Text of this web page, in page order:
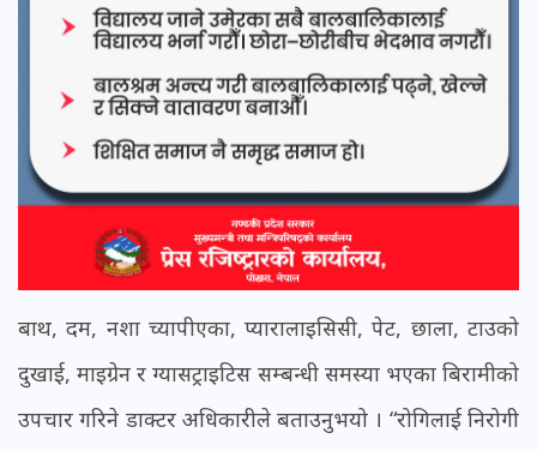
बाथ, दम, नशा च्यापीएका, प्यारालाइसिसी, पेट, छाला, टाउको
दुखाई, माइग्रेन र ग्यासट्राइटिस सम्बन्धी समस्या भएका बिरामीको
उपचार गरिने डाक्टर अधिकारीले बताउनुभयो । “रोगिलाई निरोगी